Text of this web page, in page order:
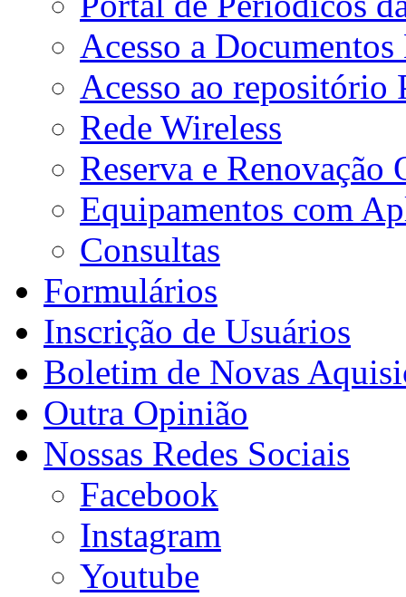
Acesso a
Acesso ao repositório
Rede Wireless
Reserva e Renovação
Equipamentos com
Consultas
Formulários
Inscrição de Usuários
Boletim de Novas
Outra Opinião
Nossas Redes Sociais
Facebook
Instagram
Youtube